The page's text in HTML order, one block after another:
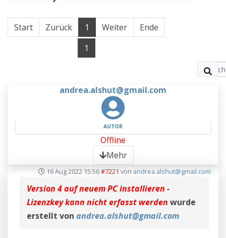
Start Zurück 1 Weiter
Ende
1
andrea.alshut@gmail.com
AUTOR
Offline
Mehr
16 Aug 2022 15:56#7221 von andrea.alshut@gmail.com
Version 4 auf neuem PC installieren -
Lizenzkey kann nicht erfasst werden wurde
erstellt von andrea.alshut@gmail.com